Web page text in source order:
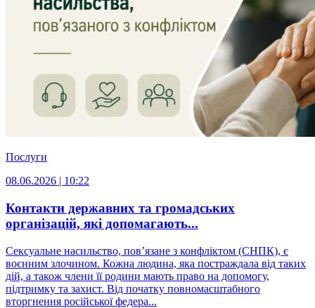
Послуги
08.06.2026 | 10:22
Контакти державних та громадських
організацій, які допомагають...
Сексуальне насильство, пов’язане з конфліктом (СНПК), є
воєнним злочином. Кожна людина, яка постраждала від таких
дій, а також члени її родини мають право на допомогу,
підтримку та захист. Від початку повномасштабного
вторгнення російської федера...